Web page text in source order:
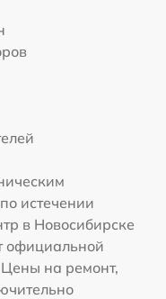
истечении
в Новосибирске
официальной
Цены на ремонт,